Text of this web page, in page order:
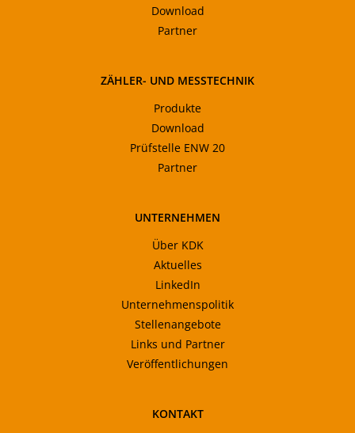
Download
Partner
ZÄHLER- UND MESSTECHNIK
Produkte
Download
Prüfstelle ENW 20
Partner
UNTERNEHMEN
Über KDK
Aktuelles
LinkedIn
Unternehmenspolitik
Stellenangebote
Links und Partner
Veröffentlichungen
KONTAKT